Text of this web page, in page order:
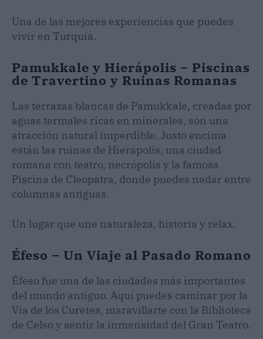
Una de las mejores experiencias que puedes
vivir en Turquía.
Pamukkale y Hierápolis – Piscinas
de Travertino y Ruinas Romanas
Las terrazas blancas de Pamukkale, creadas por
aguas termales ricas en minerales, son una
atracción natural imperdible. Justo encima
están las ruinas de Hierápolis, una ciudad
romana con teatro, necrópolis y la famosa
Piscina de Cleopatra, donde puedes nadar entre
columnas antiguas.
Un lugar que une naturaleza, historia y relax.
Éfeso – Un Viaje al Pasado Romano
Éfeso fue una de las ciudades más importantes
del mundo antiguo. Aquí puedes caminar por la
Vía de los Curetes, maravillarte con la Biblioteca
de Celso y sentir la inmensidad del Gran Teatro.